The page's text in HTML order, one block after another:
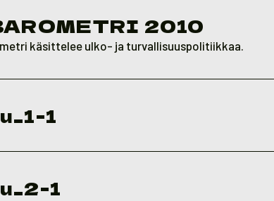
2010
käsittelee ulko- ja turvallisuuspolitiikkaa.
1
1